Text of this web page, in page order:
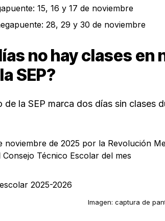
15, 16 y 17 de noviembre
28, 29 y 30 de noviembre
no hay clases en
SEP?
de la SEP marca dos días sin clases
noviembre de 2025 por la Revolución
Técnico Escolar del mes
Imagen: captura de